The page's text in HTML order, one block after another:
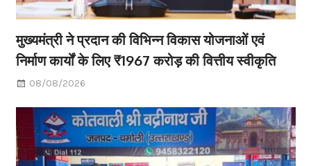
मुख्यमंत्री ने प्रदान की विभिन्न विकास योजनाओं एवं
निर्माण कार्यों के लिए ₹1967 करोड़ की वित्तीय स्वीकृति
08/08/2026